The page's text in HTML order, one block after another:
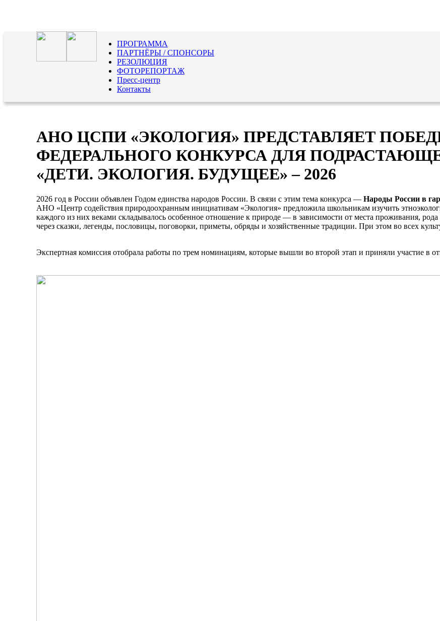
ПРОГРАММА
ПАРТНЁРЫ / СПОНСОРЫ
РЕЗОЛЮЦИЯ
ФОТОРЕПОРТАЖ
Пресс-центр
Контакты
АНО ЦСПИ «ЭКОЛОГИЯ» ПРЕДСТАВЛЯЕТ
ФЕДЕРАЛЬНОГО КОНКУРСА ДЛЯ
«ДЕТИ. ЭКОЛОГИЯ. БУДУЩЕЕ» – 2026
2026 год в России объявлен Годом единства народов России. В связи с этим тема конкурса — Народы России в
АНО «Центр содействия природоохранным инициативам «Экология» предложила школьникам изучить
каждого из них веками складывалось особенное отношение к природе — в зависимости от места проживания, рода
через сказки, легенды, пословицы, поговорки, приметы, обряды и хозяйственные традиции. При этом во всех
Экспертная комиссия отобрала работы по трем номинациям, которые вышли во второй этап и приняли участие в